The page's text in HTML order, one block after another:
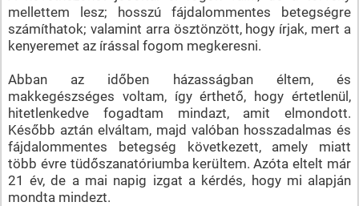
mellettem lesz; hosszú fájdalommentes betegségre
számíthatok; valamint arra ösztönzött, hogy írjak, mert a
kenyeremet az írással fogom megkeresni.
Abban az időben házasságban éltem, és
makkegészséges voltam, így érthető, hogy értetlenül,
hitetlenkedve fogadtam mindazt, amit elmondott.
Később aztán elváltam, majd valóban hosszadalmas és
fájdalommentes betegség következett, amely miatt
több évre tüdőszanatóriumba kerültem. Azóta eltelt már
21 év, de a mai napig izgat a kérdés, hogy mi alapján
mondta mindezt.